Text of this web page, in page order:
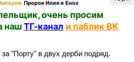
Пророк Илия и Енох
очень просим
нашТГ-канал и паблик ВК
"Порту" в двух дерби подряд.